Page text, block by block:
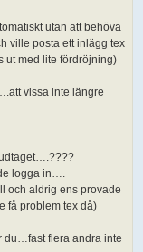
utan att behöva
ville posta ett inlägg tex
ut med lite fördröjning)
vissa inte längre
logga in….
och aldrig ens provade
få problem tex då)
du…fast flera andra inte